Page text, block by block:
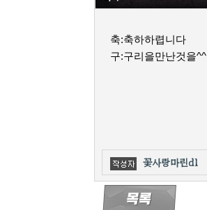
축:축하하렵니다
구:구리을만난것을^^
꽃사랑마린dl